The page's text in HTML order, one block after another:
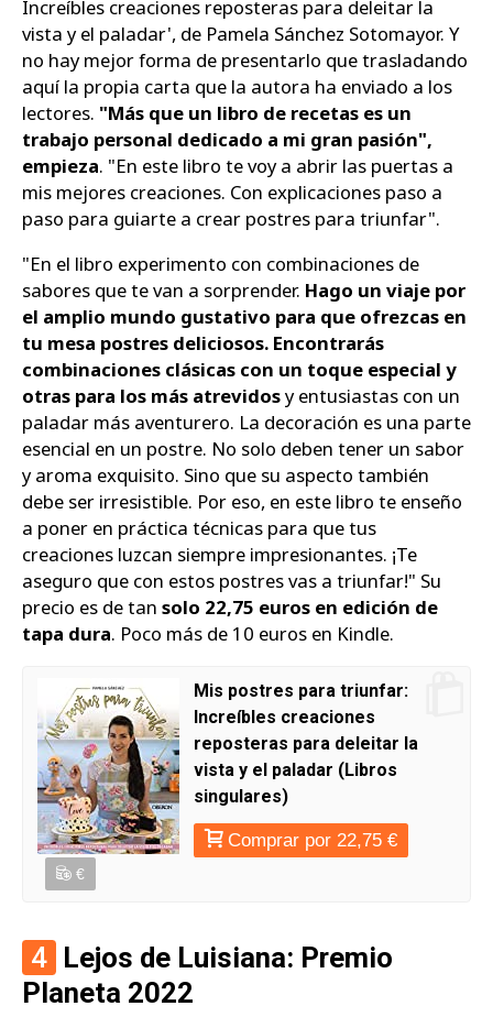
Increíbles creaciones reposteras para deleitar la
vista y el paladar', de Pamela Sánchez Sotomayor. Y
no hay mejor forma de presentarlo que trasladando
aquí la propia carta que la autora ha enviado a los
lectores. "Más que un libro de recetas es un
trabajo personal dedicado a mi gran pasión",
empieza. "En este libro te voy a abrir las puertas a
mis mejores creaciones. Con explicaciones paso a
paso para guiarte a crear postres para triunfar".
"En el libro experimento con combinaciones de
sabores que te van a sorprender. Hago un viaje por
el amplio mundo gustativo para que ofrezcas en
tu mesa postres deliciosos. Encontrarás
combinaciones clásicas con un toque especial y
otras para los más atrevidosy entusiastas con un
paladar más aventurero. La decoración es una parte
esencial en un postre. No solo deben tener un sabor
y aroma exquisito. Sino que su aspecto también
debe ser irresistible. Por eso, en este libro te enseño
a poner en práctica técnicas para que tus
creaciones luzcan siempre impresionantes. ¡Te
aseguro que con estos postres vas a triunfar!" Su
precio es de tan solo 22,75 euros en edición de
tapa dura. Poco más de 10 euros en Kindle.
Mis postres para triunfar:
Increíbles creaciones
reposteras para deleitar la
vista y el paladar (Libros
singulares)
Comprar por 22,75 €
€
4 Lejos de Luisiana: Premio
Planeta 2022